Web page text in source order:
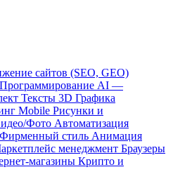
сайтов (SEO, GEO)
Программирование AI —
Тексты 3D Графика
Mobile Рисунки и
Фото Автоматизация
Фирменный стиль Анимация
менеджмент Браузеры
магазины Крипто и